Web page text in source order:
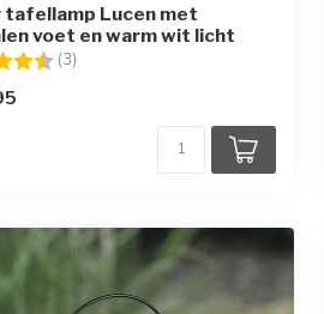
tafellamp Lucen met
voet en warm wit licht
(3)